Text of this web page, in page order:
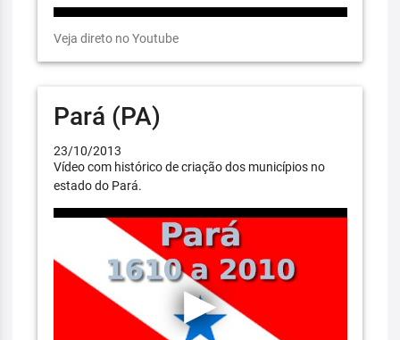
Veja direto no Youtube
Pará (PA)
23/10/2013
Vídeo com histórico de criação dos municípios no
estado do Pará.